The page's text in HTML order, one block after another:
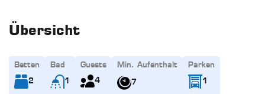
Übersicht
Betten
2
Bad
1
Guests
4
Min. Aufenthalt
7
Parken
1